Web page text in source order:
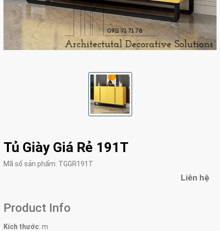
Tủ Giày Giá Rẻ 191T
Mã số sản phẩm: TGGR191T
Liên hệ
Product Info
Kích thước: m